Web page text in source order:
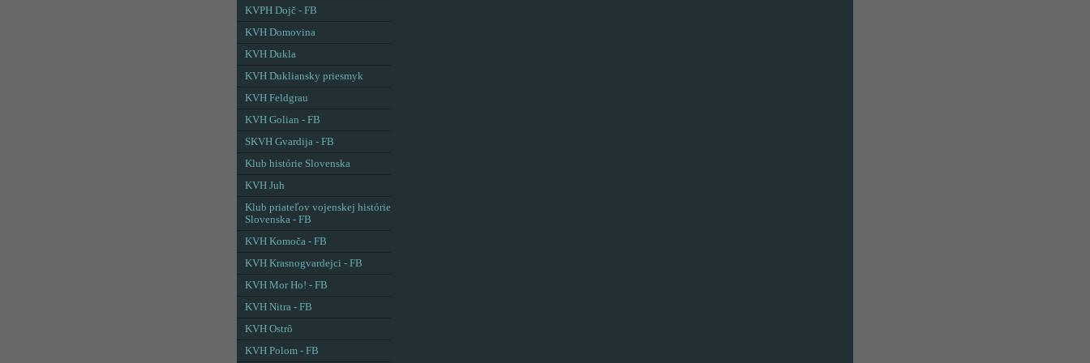
KVPH Dojč - FB
KVH Domovina
KVH Dukla
KVH Dukliansky priesmyk
KVH Feldgrau
KVH Golian - FB
SKVH Gvardija - FB
Klub histórie Slovenska
KVH Juh
Klub priateľov vojenskej histórie
Slovenska - FB
KVH Komoča - FB
KVH Krasnogvardejci - FB
KVH Mor Ho! - FB
KVH Nitra - FB
KVH Ostrô
KVH Polom - FB